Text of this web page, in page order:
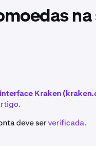
na
interface Kraken
deve serverificada.